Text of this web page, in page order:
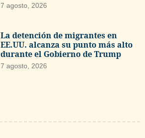
7 agosto, 2026
La detención de migrantes en
EE.UU. alcanza su punto más alto
durante el Gobierno de Trump
7 agosto, 2026